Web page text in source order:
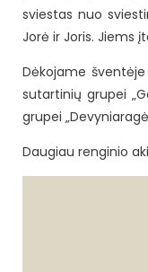
sviestas nuo
Jorė ir Joris. Jiems
Dėkojame
sutartinių grupei
grupei
Daugiau renginio